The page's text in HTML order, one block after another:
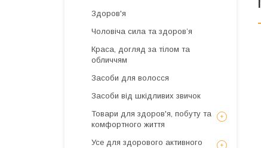
Здоров'я
Чоловіча сила та здоров’я
Краса, догляд за тілом та
обличчям
Засоби для волосся
Засоби від шкідливих звичок
Товари для здоров'я, побуту та
комфортного життя
Усе для здорового активного